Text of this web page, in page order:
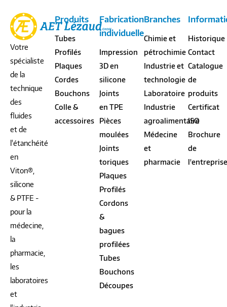
Votre
spécialiste
de la
technique
des
fluides
et de
l'étanchéité
en
Viton®,
silicone
& PTFE -
pour la
médecine,
la
pharmacie,
les
laboratoires
et
Produits
Tubes
Profilés
Plaques
Cordes
Bouchons
Colle &
accessoires
Fabrication
individuelle
Impression
3D en
silicone
Joints
en TPE
Pièces
moulées
Joints
toriques
Plaques
Profilés
Cordons
&
bagues
profilées
Tubes
Bouchons
Découpes
Branches
Chimie et
pétrochimie
Industrie et
technologie
Laboratoire
Industrie
agroalimentaire
Médecine
et
pharmacie
Historique
Contact
Catalogue
de
produits
Certificat
ISO
Brochure
de